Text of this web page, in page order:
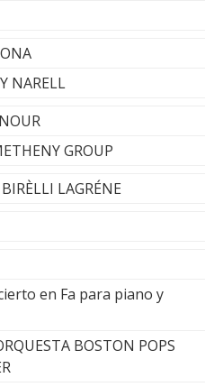
NARELL
GROUP
LAGRÉNE
en Fa para piano y
BOSTON POPS